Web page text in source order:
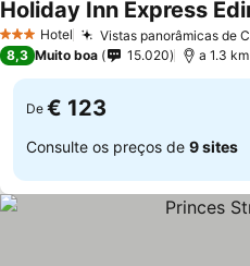
3 EstrelasHotel Vistas panorâmicas de
8,3 Muito boa 15.020 a 1.3
De € 123
Consulte os preços de 9 sites